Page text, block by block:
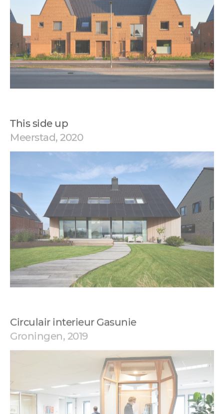
This side up
Meerstad, 2020
Circulair interieur Gasunie
Groningen, 2019